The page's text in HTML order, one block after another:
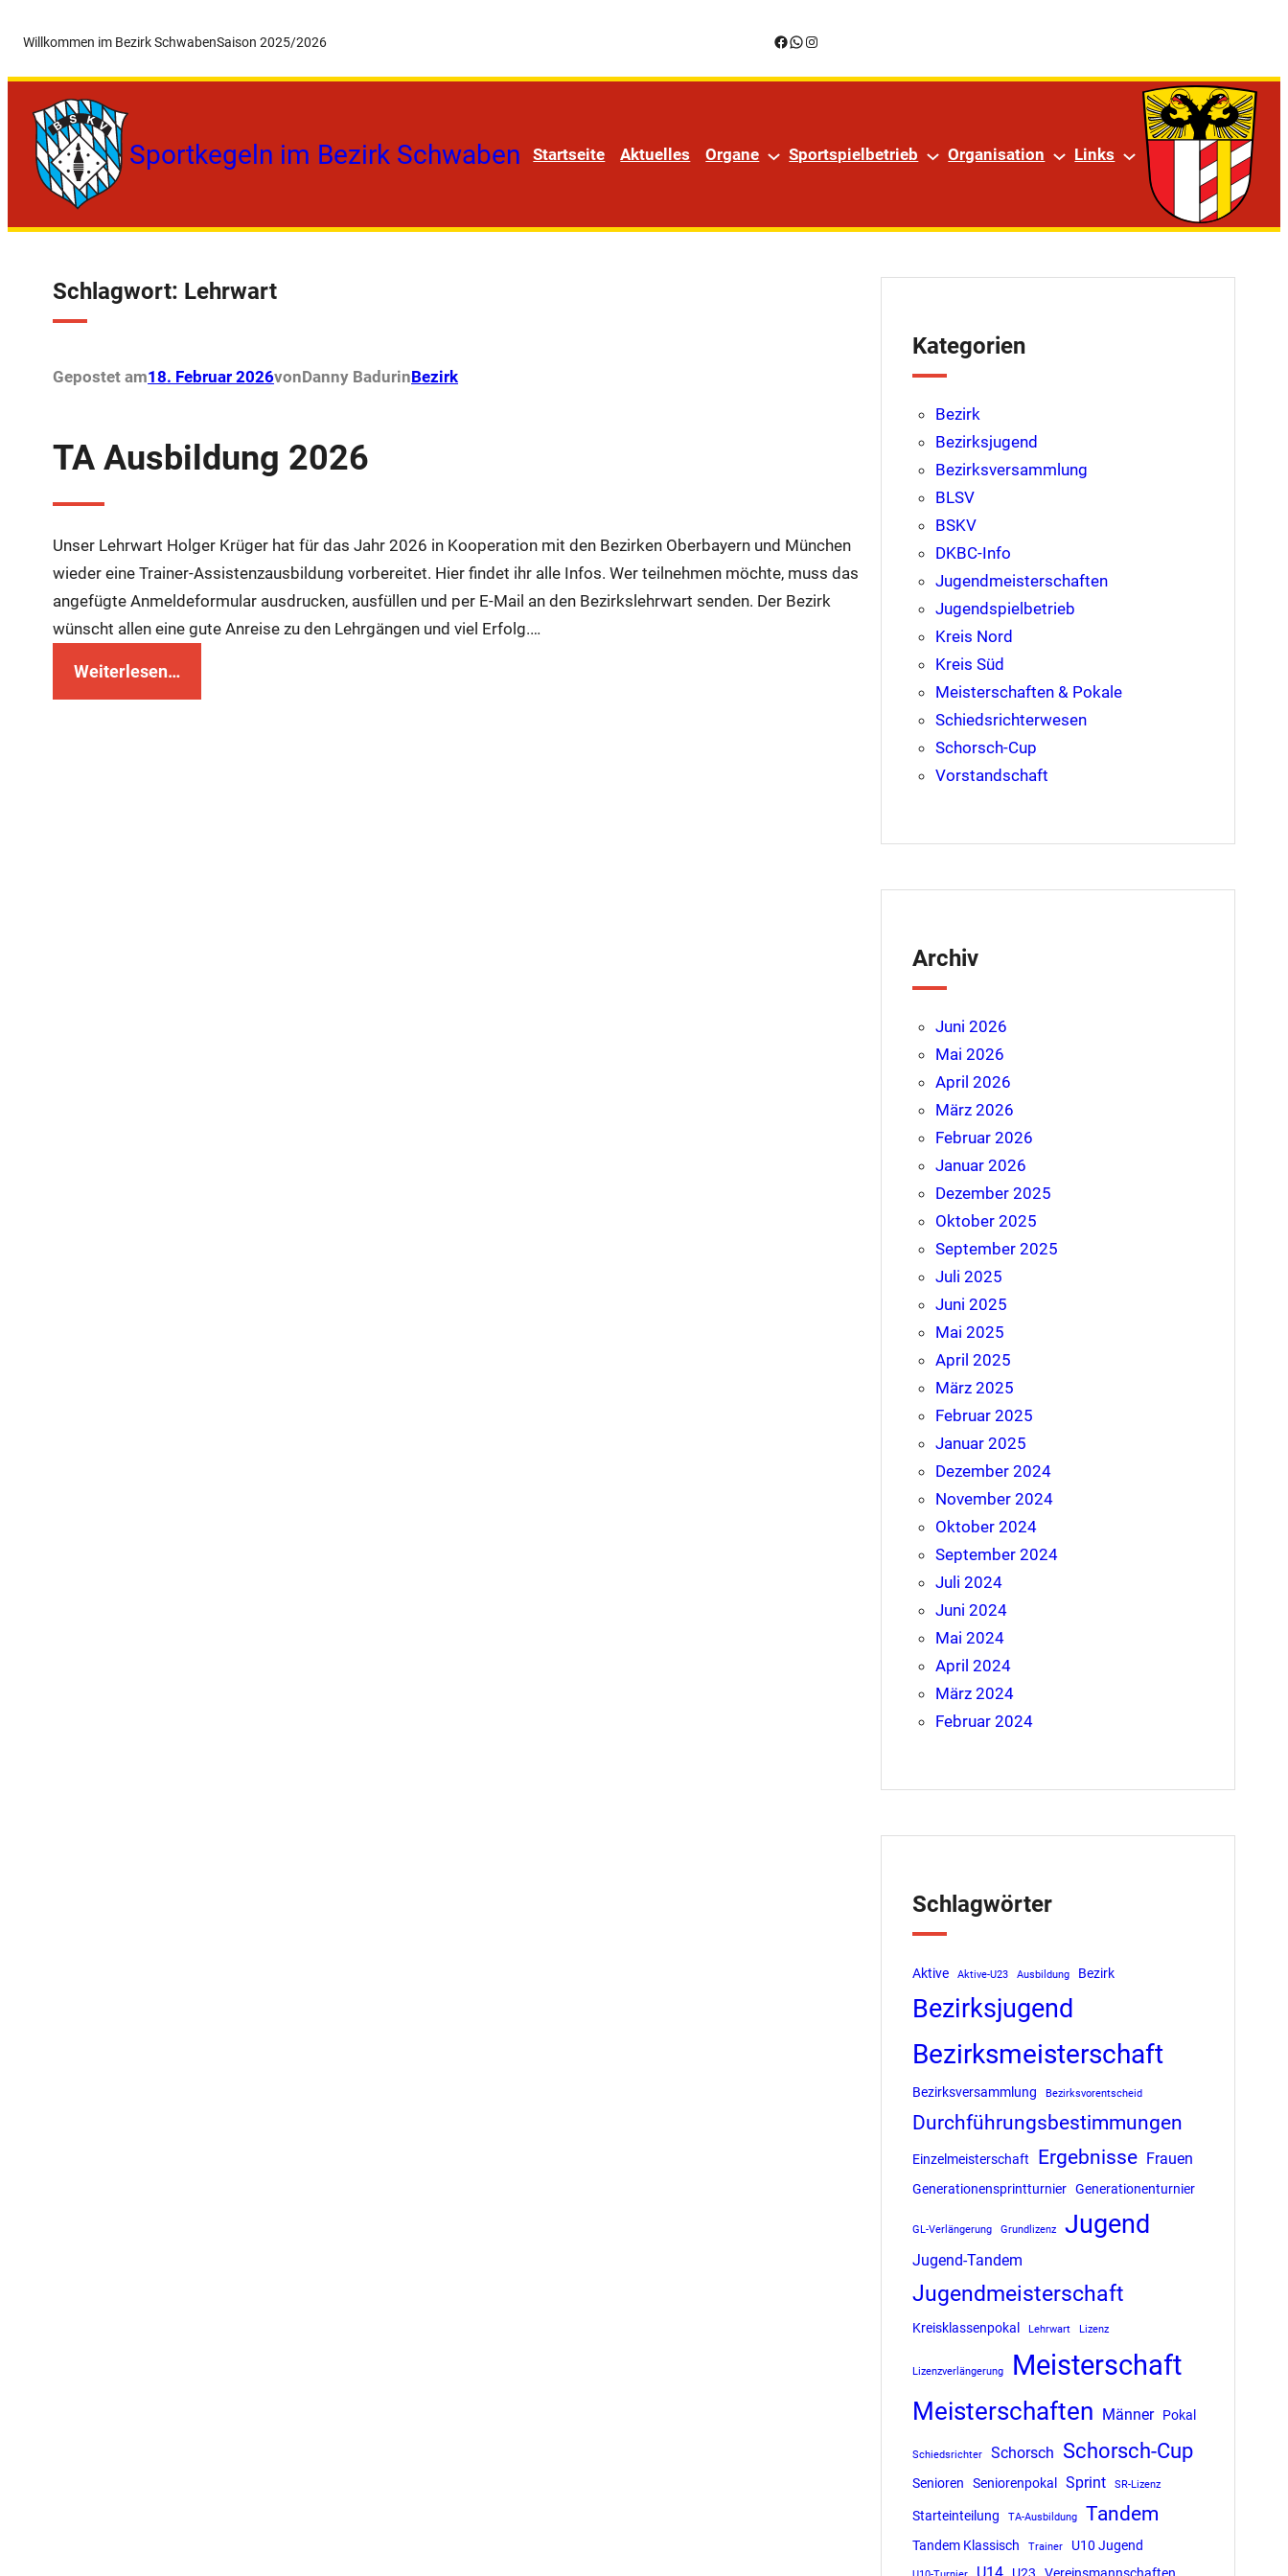
Inhalt
springen
Willkommen im Bezirk SchwabenSaison 2025/2026 Facebook
WhatsApp
Instagram
Sportkegeln im Bezirk Schwaben Startseite Aktuelles Organe Sportspielbetrieb Organisation Links
Schlagwort: Lehrwart
Gepostet am18. Februar 2026vonDanny BadurinBezirk
TA Ausbildung 2026
Unser Lehrwart Holger Krüger hat für das Jahr 2026 in Kooperation mit den Bezirken Oberbayern und München
wieder eine Trainer-Assistenzausbildung vorbereitet. Hier findet ihr alle Infos. Wer teilnehmen möchte, muss das
angefügte Anmeldeformular ausdrucken, ausfüllen und per E-Mail an den Bezirkslehrwart senden. Der Bezirk
wünscht allen eine gute Anreise zu den Lehrgängen und viel Erfolg.…
Weiterlesen…
Kategorien
Bezirk
Bezirksjugend
Bezirksversammlung
BLSV
BSKV
DKBC-Info
Jugendmeisterschaften
Jugendspielbetrieb
Kreis Nord
Kreis Süd
Meisterschaften & Pokale
Schiedsrichterwesen
Schorsch-Cup
Vorstandschaft
Archiv
Juni 2026
Mai 2026
April 2026
März 2026
Februar 2026
Januar 2026
Dezember 2025
Oktober 2025
September 2025
Juli 2025
Juni 2025
Mai 2025
April 2025
März 2025
Februar 2025
Januar 2025
Dezember 2024
November 2024
Oktober 2024
September 2024
Juli 2024
Juni 2024
Mai 2024
April 2024
März 2024
Februar 2024
Schlagwörter
Aktive Aktive-U23 Ausbildung Bezirk
Bezirksjugend
Bezirksmeisterschaft
Bezirksversammlung Bezirksvorentscheid
Durchführungsbestimmungen
Einzelmeisterschaft Ergebnisse Frauen
Generationensprintturnier Generationenturnier
GL-Verlängerung Grundlizenz Jugend
Jugend-Tandem
Jugendmeisterschaft
Kreisklassenpokal Lehrwart Lizenz
Lizenzverlängerung Meisterschaft
Meisterschaften Männer Pokal
Schiedsrichter Schorsch Schorsch-Cup
Senioren Seniorenpokal Sprint SR-Lizenz
Starteinteilung TA-Ausbildung Tandem
Tandem Klassisch Trainer U10 Jugend